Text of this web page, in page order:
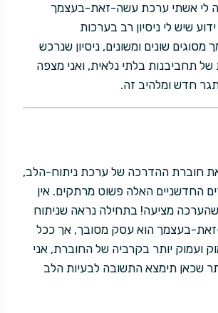
לי אשתי ערכת עשה-זאת-בעצמך
ידוע שיש לי ניסיון רב בערכות
שונים ומשונים, ניסיון שנרכש
תחביבנות בלתי נלאית, ואני מצפה
חדש ומלהיב זה.
חוברת ההדרכה של ערכת ניתוח-הלב,
החדשניים האלה פשוט מרתקים. אין
שהערכה מציעה! בתחילה נראה שניתוח
בעצמך הוא עסק מסובך, אך ככל
ועמוק יותר בקרביה של החוברת, אני
שכאן תימצא התשובה לבעיות הלב